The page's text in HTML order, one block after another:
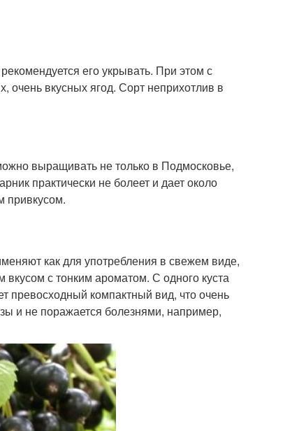
его укрывать. При этом с
очень вкусных ягод. Сорт неприхотлив в
выращивать не только в Подмосковье,
практически не болеет и дает около
привкусом.
как для употребления в свежем виде,
с тонким ароматом. С одного куста
превосходный компактный вид, что очень
и не поражается болезнями, например,